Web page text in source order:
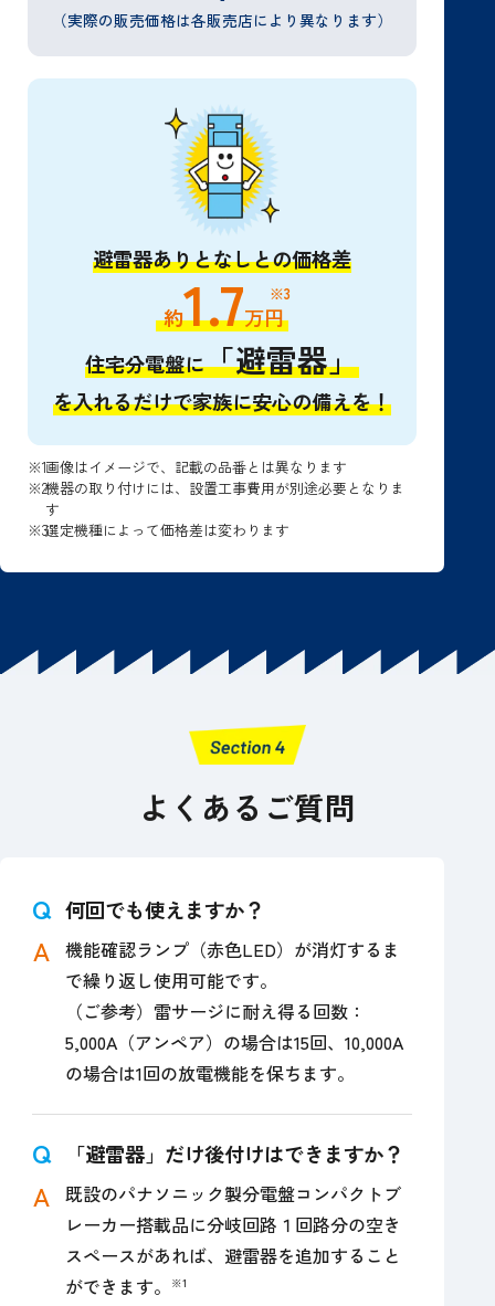
（実際の販売価格は各販売店により異なります）
避雷器ありとなしとの価格差
約1.7万円
※3
住宅分電盤に「避雷器」
を入れるだけで家族に安心の備えを！
※1画像はイメージで、記載の品番とは異なります
※2機器の取り付けには、設置工事費用が別途必要となりま
す
※3選定機種によって価格差は変わります
よくあるご質問
何回でも使えますか？
機能確認ランプ（赤色LED）が消灯するま
で繰り返し使用可能です。
（ご参考）雷サージに耐え得る回数：
5,000A（アンペア）の場合は15回、10,000A
の場合は1回の放電機能を保ちます。
「避雷器」だけ後付けはできますか？
既設のパナソニック製分電盤コンパクトブ
レーカー搭載品に分岐回路１回路分の空き
スペースがあれば、避雷器を追加すること
ができます。
※1